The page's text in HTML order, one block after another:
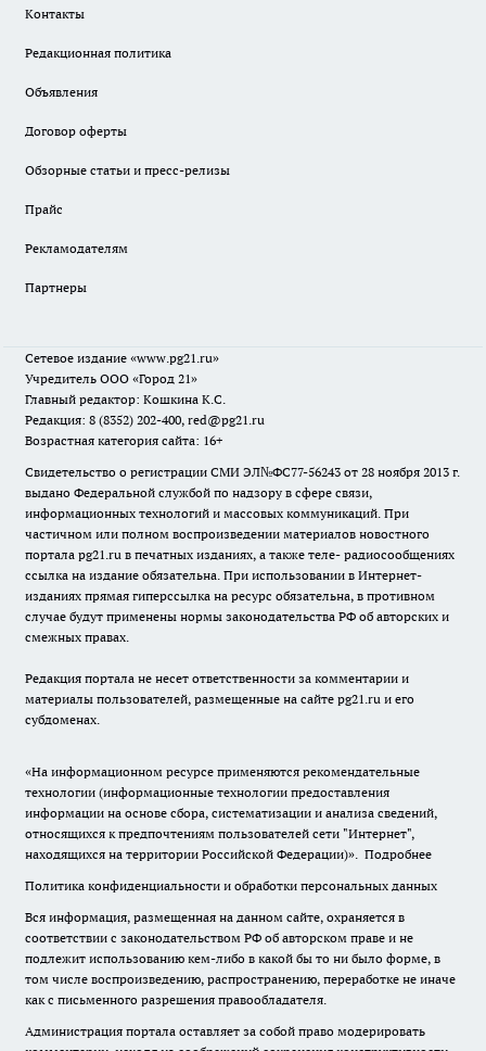
Контакты
Редакционная политика
Объявления
Договор оферты
Обзорные статьи и пресс-релизы
Прайс
Рекламодателям
Партнеры
Сетевое издание «www.pg21.ru»
Учредитель ООО «Город 21»
Главный редактор: Кошкина К.С.
Редакция: 8 (8352) 202-400, red@pg21.ru
Возрастная категория сайта: 16+
Свидетельство о регистрации СМИ ЭЛ№ФС77-56243 от 28 ноября 2013 г.
выдано Федеральной службой по надзору в сфере связи,
информационных технологий и массовых коммуникаций. При
частичном или полном воспроизведении материалов новостного
портала pg21.ru в печатных изданиях, а также теле- радиосообщениях
ссылка на издание обязательна. При использовании в Интернет-
изданиях прямая гиперссылка на ресурс обязательна, в противном
случае будут применены нормы законодательства РФ об авторских и
смежных правах.
Редакция портала не несет ответственности за комментарии и
материалы пользователей, размещенные на сайте pg21.ru и его
субдоменах.
«На информационном ресурсе применяются рекомендательные
технологии (информационные технологии предоставления
информации на основе сбора, систематизации и анализа сведений,
относящихся к предпочтениям пользователей сети "Интернет",
находящихся на территории Российской Федерации)». Подробнее
Политика конфиденциальности и обработки персональных данных
Вся информация, размещенная на данном сайте, охраняется в
соответствии с законодательством РФ об авторском праве и не
подлежит использованию кем-либо в какой бы то ни было форме, в
том числе воспроизведению, распространению, переработке не иначе
как с письменного разрешения правообладателя.
Администрация портала оставляет за собой право модерировать